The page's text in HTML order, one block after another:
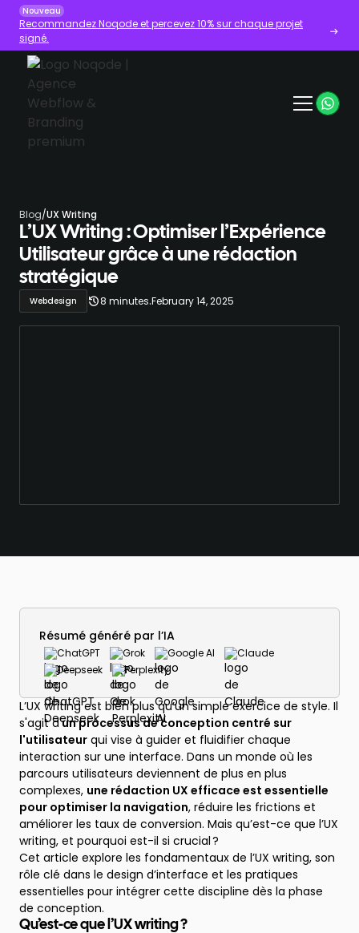
Nouveau
Recommandez Noqode et percevez 10% sur chaque projet
signé.
Blog/UX Writing
L’UX Writing : Optimiser l’Expérience
Utilisateur grâce à une rédaction
stratégique
Webdesign 8 minutes.February 14, 2025
Résumé généré par l’IA
ChatGPT Grok Google AI
Claude
Deepseek
Perplexity
L’UX writing est bien plus qu’un simple exercice de style. Il
s'agit d'un processus de conception centré sur
l'utilisateur qui vise à guider et fluidifier chaque
interaction sur une interface. Dans un monde où les
parcours utilisateurs deviennent de plus en plus
complexes, une rédaction UX efficace est essentielle
pour optimiser la navigation, réduire les frictions et
améliorer les taux de conversion. Mais qu’est-ce que l’UX
writing, et pourquoi est-il si crucial ?
Cet article explore les fondamentaux de l’UX writing, son
rôle clé dans le design d’interface et les pratiques
essentielles pour intégrer cette discipline dès la phase
de conception.
Qu’est-ce que l’UX writing ?